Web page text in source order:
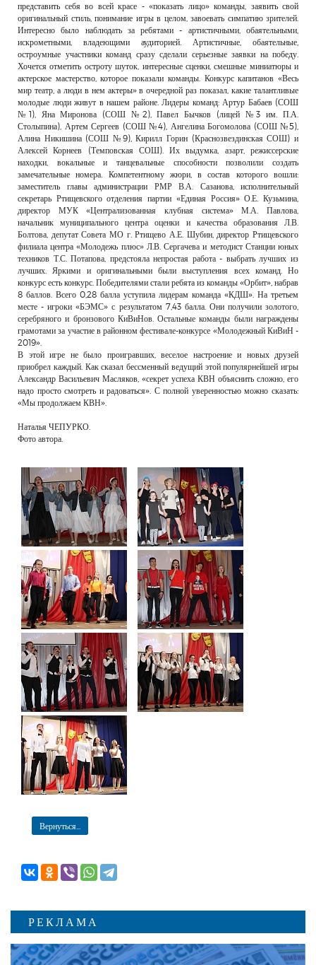
представить себя во всей красе - «показать лицо» команды, заявить свой
оригинальный стиль, понимание игры в целом, завоевать симпатию зрителей.
Интересно было наблюдать за ребятами - артистичными, обаятельными,
искрометными, владеющими аудиторией. Артистичные, обаятельные,
остроумные участники команд сразу сделали серьезные заявки на победу.
Хочется отметить остроту шуток, интересные сценки, смешные миниатюры и
актерское мастерство, которое показали команды. Конкурс капитанов «Весь
мир театр, а люди в нем актеры» в очередной раз показал, какие талантливые
молодые люди живут в нашем районе. Лидеры команд: Артур Бабаев (СОШ
№1), Яна Миронова (СОШ №2), Павел Бычков (лицей №3 им. П.А.
Столыпина), Артем Сергеев (СОШ №4), Ангелина Богомолова (СОШ №5),
Алина Никишина (СОШ №9), Кирилл Горин (Краснозвездинская СОШ) и
Алексей Корнеев (Темповская СОШ). Их выдумка, азарт, режиссерские
находки, вокальные и танцевальные способности позволили создать
замечательные номера. Компетентному жюри, в состав которого вошли:
заместитель главы администрации РМР В.А. Сазанова, исполнительный
секретарь Ртищевского отделения партии «Единая Россия» О.Е. Кузьмина,
директор МУК «Централизованная клубная система» М.А. Павлова,
начальник муниципального центра оценки и качества образования Л.В.
Болтова, депутат Совета МО г. Ртищево А.Е. Шубин, директор Ртищевского
филиала центра «Молодежь плюс» Л.В. Сергачева и методист Станции юных
техников Т.С. Потапова, предстояла непростая работа - выбрать лучших из
лучших. Яркими и оригинальными были выступления всех команд. Но
конкурс есть конкурс. Победителями стали ребята из команды «Орбит», набрав
8 баллов. Всего 0,28 балла уступила лидерам команда «КДШ». На третьем
месте - игроки «БЭМС» с результатом 7,43 балла. Они получили золотого,
серебряного и бронзового КиВиНов. Остальные команды были награждены
грамотами за участие в районном фестивале-конкурсе «Молодежный КиВиН -
2019».
В этой игре не было проигравших, веселое настроение и новых друзей
приобрел каждый. Как сказал бессменный ведущий этой популярнейшей игры
Александр Васильевич Масляков, «секрет успеха КВН объяснить сложно, его
надо просто смотреть и радоваться». С полной уверенностью можно сказать:
«Мы продолжаем КВН».
Наталья ЧЕПУРКО.
Фото автора.
Вернуться...
РЕКЛАМА